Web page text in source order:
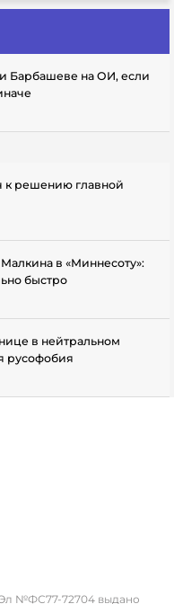
Барбашеве на ОИ, если
к решению главной
в «Миннесоту»:
быстро
в нейтральном
русофобия
№ФС77-72704 выдано